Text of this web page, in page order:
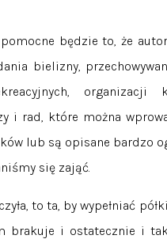
będzie to, że
bielizny,
i rad, które można
lub są opisane bardzo
się zająć.
to ta, by wypełniać
brakuje i ostatecznie i